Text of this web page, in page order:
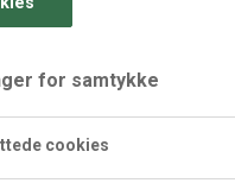
for samtykke
cookies